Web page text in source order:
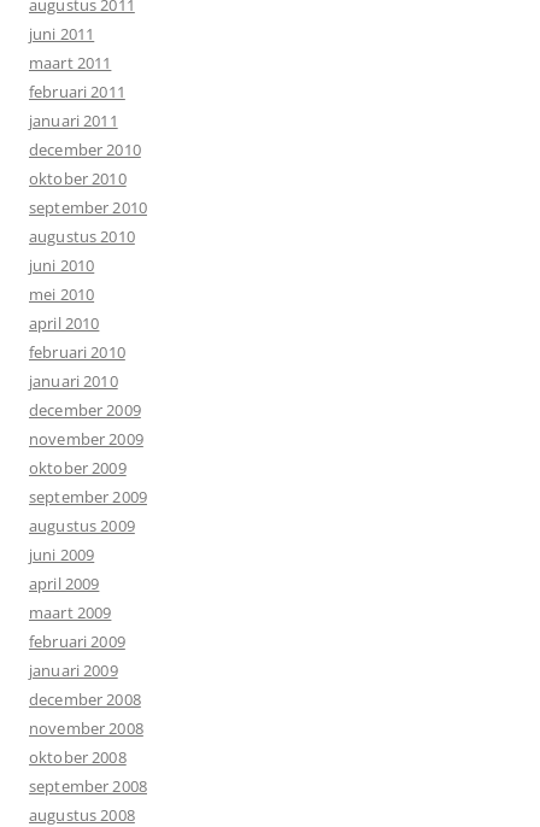
augustus 2011
juni 2011
maart 2011
februari 2011
januari 2011
december 2010
oktober 2010
september 2010
augustus 2010
juni 2010
mei 2010
april 2010
februari 2010
januari 2010
december 2009
november 2009
oktober 2009
september 2009
augustus 2009
juni 2009
april 2009
maart 2009
februari 2009
januari 2009
december 2008
november 2008
oktober 2008
september 2008
augustus 2008